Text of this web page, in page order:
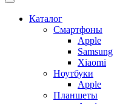
Каталог
Смартфоны
Apple
Samsung
Xiaomi
Ноутбуки
Apple
Планшеты